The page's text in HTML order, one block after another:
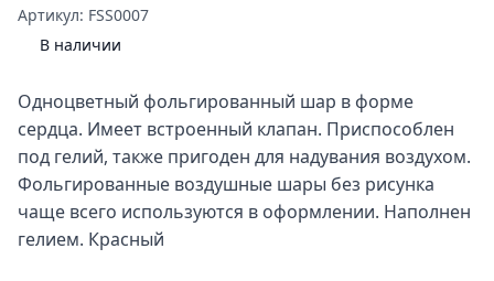
Артикул: FSS0007
В наличии
Одноцветный фольгированный шар в форме
сердца. Имеет встроенный клапан. Приспособлен
под гелий, также пригоден для надувания воздухом.
Фольгированные воздушные шары без рисунка
чаще всего используются в оформлении. Наполнен
гелием. Красный